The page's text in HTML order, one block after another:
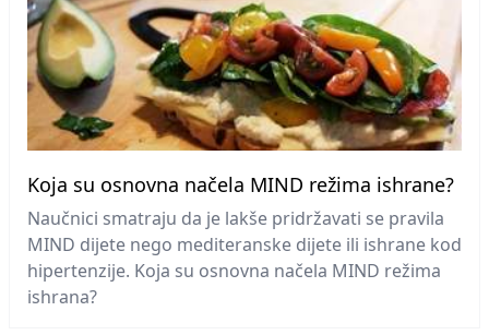
Koja su osnovna načela MIND režima ishrane?
Naučnici smatraju da je lakše pridržavati se pravila
MIND dijete nego mediteranske dijete ili ishrane kod
hipertenzije. Koja su osnovna načela MIND režima
ishrana?